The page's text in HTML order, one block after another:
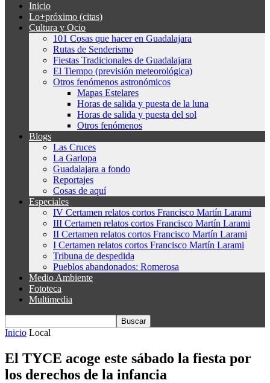
Inicio
Lo+próximo (citas)
Cultura y Ocio
101 Cosas que hacer en Guadalajara
Rutas de Senderismo
Fiestas Tradicionales de Guadalajara
El Tiempo (previsión meteorológica)
Otros fenómenos astronómicos
Mapas Estelares
Horas de salida y puesta de la luna
Horas de salida y puesta del sol
Otros fenómenos
Blogs
Las Cruces
La Garlopa
Guadalajara a fondo
Reportajes
Cosas de aquí
Especiales
IV Certamen relatos cortos Francisco Martín Larami
III Certamen relatos cortos Francisco Martín Larami
II Certamen relatos cortos Francisco Martín Larami
I Certamen relatos cortos Francisco Martín Larami
Tribuna de despedida
Pueblos abandonados: Romerosa
Medio Ambiente
Fototeca
Multimedia
Inicio Local
El TYCE acoge este sábado la fiesta por
los derechos de la infancia